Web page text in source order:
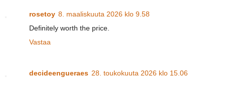
rosetoy 8. maaliskuuta 2026 klo 9.58
Definitely worth the price.
Vastaa
decideengueraes 28. toukokuuta 2026 klo 15.06